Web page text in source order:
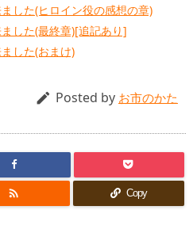
した(ヒロイン役の感想の章)
した(最終章)[追記あり]
した(おまけ)
 Posted by お市のかた
 Copy